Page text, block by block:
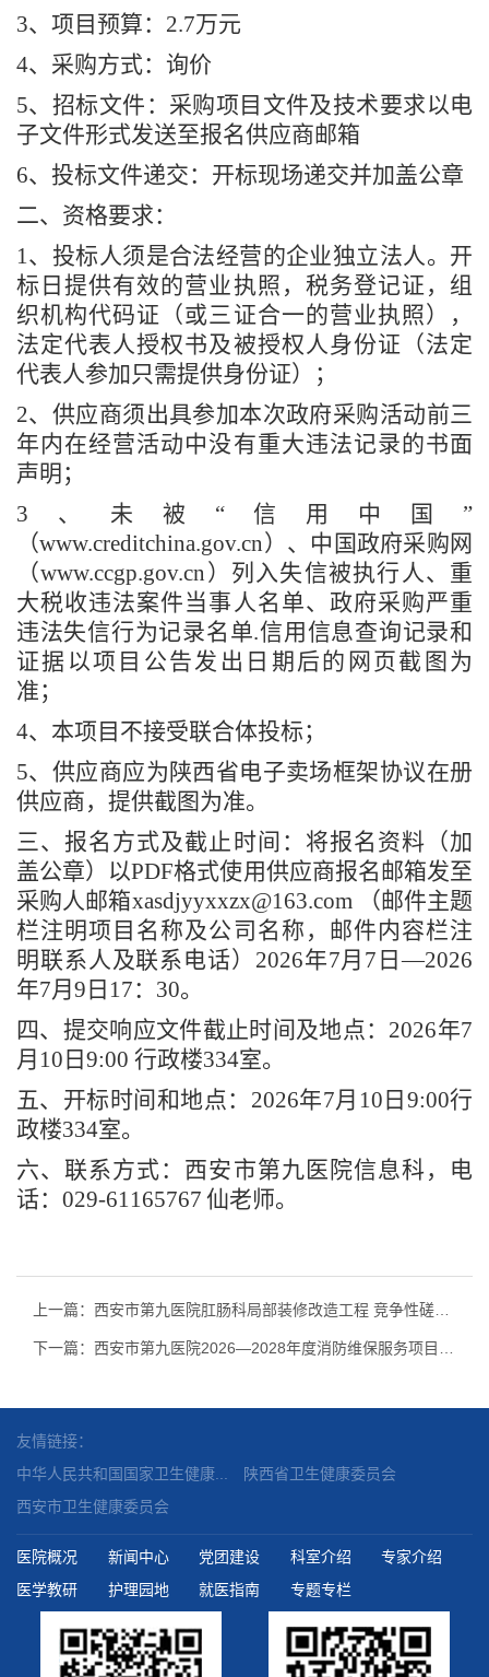
3、项目预算： 2.7万元
4、采购方式：询价
5、 招标文件：采购项目文件及技术要求以电
子文件形式发送至报名供应商邮箱
6、投标文件递交：开标现场递交并加盖公章
二、资格要求：
1、投标人须是合法经营的企业独立法人。开
标日提供有效的营业执照，税务登记证，组
织机构代码证（或三证合一的营业执照），
法定代表人授权书及被授权人身份证（法定
代表人参加只需提供身份证）；
2、供应商须出具参加本次政府采购活动前三
年内在经营活动中没有重大违法记录的书面
声明；
3、未被“信用中国”
（www.creditchina.gov.cn）、中国政府采购网
（www.ccgp.gov.cn）列入失信被执行人、重
大税收违法案件当事人名单、政府采购严重
违法失信行为记录名单.信用信息查询记录和
证据以项目公告发出日期后的网页截图为
准；
4、 本项目不接受联合体投标；
5、 供应商应为陕西省电子卖场框架协议在册
供应商，提供截图为准。
三、报名方式及截止时间：将报名资料（加
盖公章）以PDF格式使用供应商报名邮箱发至
采购人邮箱xasdjyyxxzx@163.com
（邮件主题
栏注明项目名称及公司名称，邮件内容栏注
明联系人及联系电话） 2026年7月 7 日—2026
年7月 9 日 17：30。
四、提交响应文件截止时间及地点： 2026年7
月 10 日 9:00 行政楼334室。
五、开标时间和地点： 2026年7月 10 日 9:00行
政楼334室。
六、联系方式：西安市第九医院信息科，电
话： 029-61165767 仙老师。
友情链接：
中华人民共和国国家卫生健康...
陕西省卫生健康委员会
西安市卫生健康委员会
医院概况 新闻中心 党团建设 科室介绍
专家介绍
医学教研
护理园地 就医指南 专题专栏